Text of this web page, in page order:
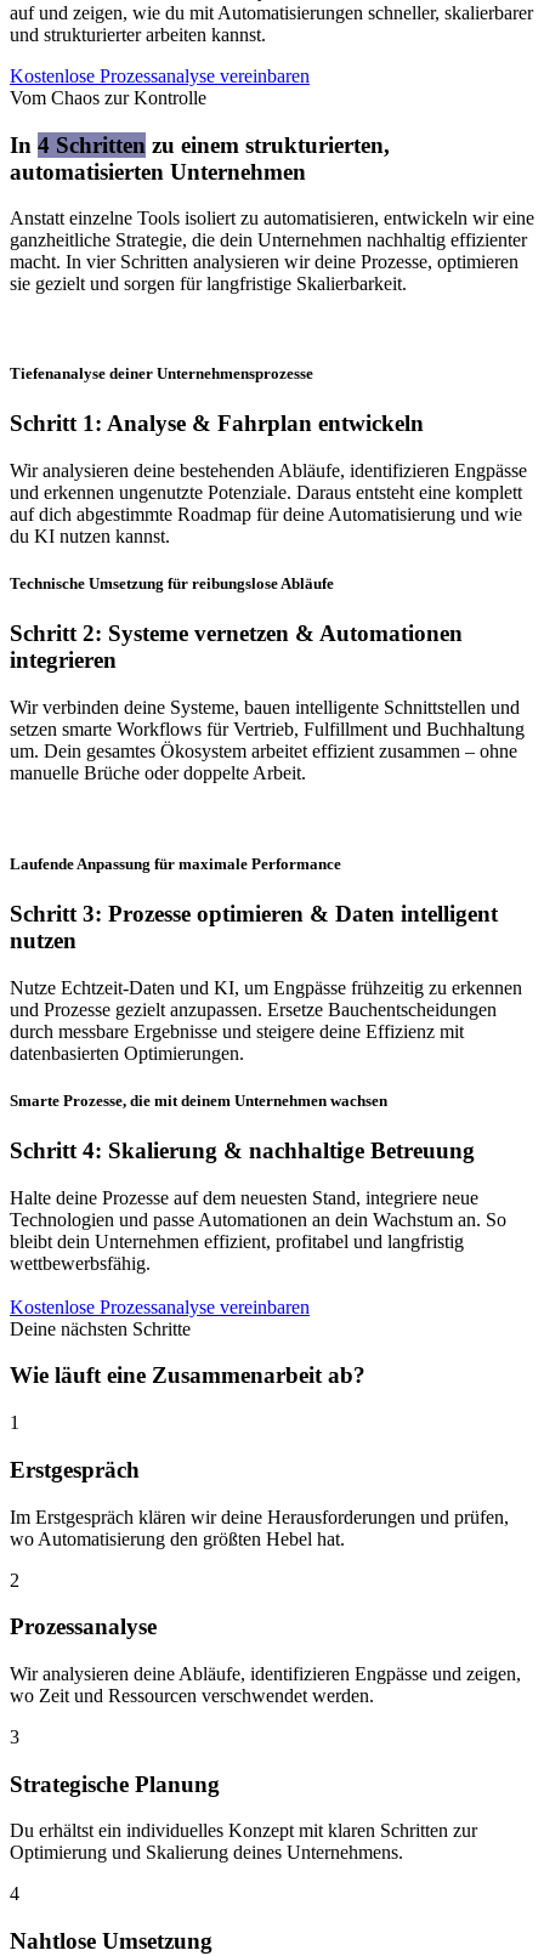
auf und zeigen, wie du mit Automatisierungen schneller, skalierbarer
und strukturierter arbeiten kannst.
Kostenlose Prozessanalyse vereinbaren
Vom Chaos zur Kontrolle
In 4 Schritten zu einem strukturierten,
automatisierten Unternehmen
Anstatt einzelne Tools isoliert zu automatisieren, entwickeln wir eine
ganzheitliche Strategie, die dein Unternehmen nachhaltig effizienter
macht. In vier Schritten analysieren wir deine Prozesse, optimieren
sie gezielt und sorgen für langfristige Skalierbarkeit.
Tiefenanalyse deiner Unternehmensprozesse
Schritt 1: Analyse & Fahrplan entwickeln
Wir analysieren deine bestehenden Abläufe, identifizieren Engpässe
und erkennen ungenutzte Potenziale. Daraus entsteht eine komplett
auf dich abgestimmte Roadmap für deine Automatisierung und wie
du KI nutzen kannst.
Technische Umsetzung für reibungslose Abläufe
Schritt 2: Systeme vernetzen & Automationen
integrieren
Wir verbinden deine Systeme, bauen intelligente Schnittstellen und
setzen smarte Workflows für Vertrieb, Fulfillment und Buchhaltung
um. Dein gesamtes Ökosystem arbeitet effizient zusammen – ohne
manuelle Brüche oder doppelte Arbeit.
Laufende Anpassung für maximale Performance
Schritt 3: Prozesse optimieren & Daten intelligent
nutzen
Nutze Echtzeit-Daten und KI, um Engpässe frühzeitig zu erkennen
und Prozesse gezielt anzupassen. Ersetze Bauchentscheidungen
durch messbare Ergebnisse und steigere deine Effizienz mit
datenbasierten Optimierungen.
Smarte Prozesse, die mit deinem Unternehmen wachsen
Schritt 4: Skalierung & nachhaltige Betreuung
Halte deine Prozesse auf dem neuesten Stand, integriere neue
Technologien und passe Automationen an dein Wachstum an. So
bleibt dein Unternehmen effizient, profitabel und langfristig
wettbewerbsfähig.
Kostenlose Prozessanalyse vereinbaren
Deine nächsten Schritte
Wie läuft eine Zusammenarbeit ab?
1
Erstgespräch
Im Erstgespräch klären wir deine Herausforderungen und prüfen,
wo Automatisierung den größten Hebel hat.
2
Prozessanalyse
Wir analysieren deine Abläufe, identifizieren Engpässe und zeigen,
wo Zeit und Ressourcen verschwendet werden.
3
Strategische Planung​
Du erhältst ein individuelles Konzept mit klaren Schritten zur
Optimierung und Skalierung deines Unternehmens.
4
Nahtlose Umsetzung​